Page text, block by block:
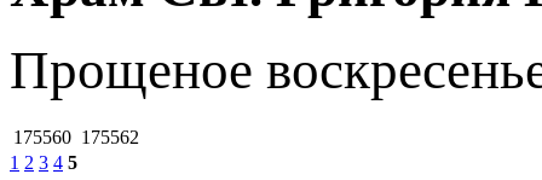
Пpoщeнoe
175560 175562
1 2 3 4 5